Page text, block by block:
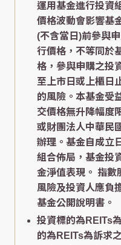
運用基金進行投資
價格波動會影響基
(不含當日)前參與
行價格，不等同於
格，參與申購之投
至上市日或上櫃日
的風險。本基金受
交價格無升降幅度
或財團法人中華民
辦理。基金自成立
組合佈局，基金投
金淨值表現。 指數
風險及投資人應負
基金公開說明書。
投資標的為REITs
的為REITs為訴求